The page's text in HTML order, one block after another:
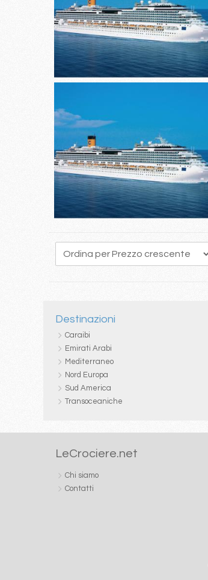
Destinazioni
Caraibi
Emirati Arabi
Mediterraneo
Nord Europa
Sud America
Transoceaniche
LeCrociere.net
Chi siamo
Contatti